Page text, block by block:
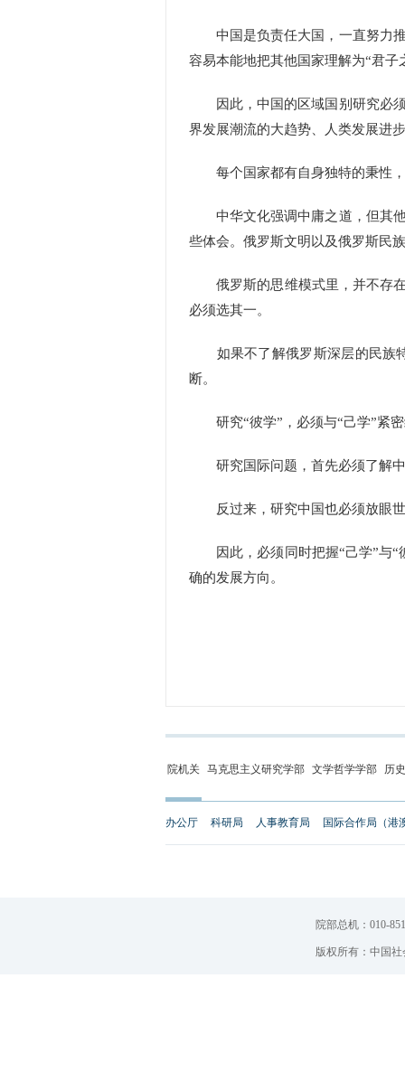
中国是负责任大国，一直努力推
容易本能地把其他国家理解为“君
因此，中国的区域国别研究必须
界发展潮流的大趋势、人类发展进
每个国家都有自身独特的秉性，
中华文化强调中庸之道，但其他
些体会。俄罗斯文明以及俄罗斯民
俄罗斯的思维模式里，并不存在
必须选其一。
如果不了解俄罗斯深层的民族特
断。
研究“彼学”，必须与“己学”紧密
研究国际问题，首先必须了解中
反过来，研究中国也必须放眼世
因此，必须同时把握“己学”与“
确的发展方向。
院机关 马克思主义研究学部 文学哲学学部 历
办公厅 科研局 人事教育局 国际合作局（港
院部总机：010-
版权所有：中国